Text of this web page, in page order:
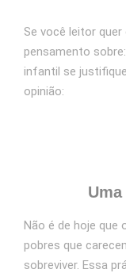
Se você leitor
pensamento
infantil se
opinião:
Não é de hoje
pobres que
sobreviver. Essa